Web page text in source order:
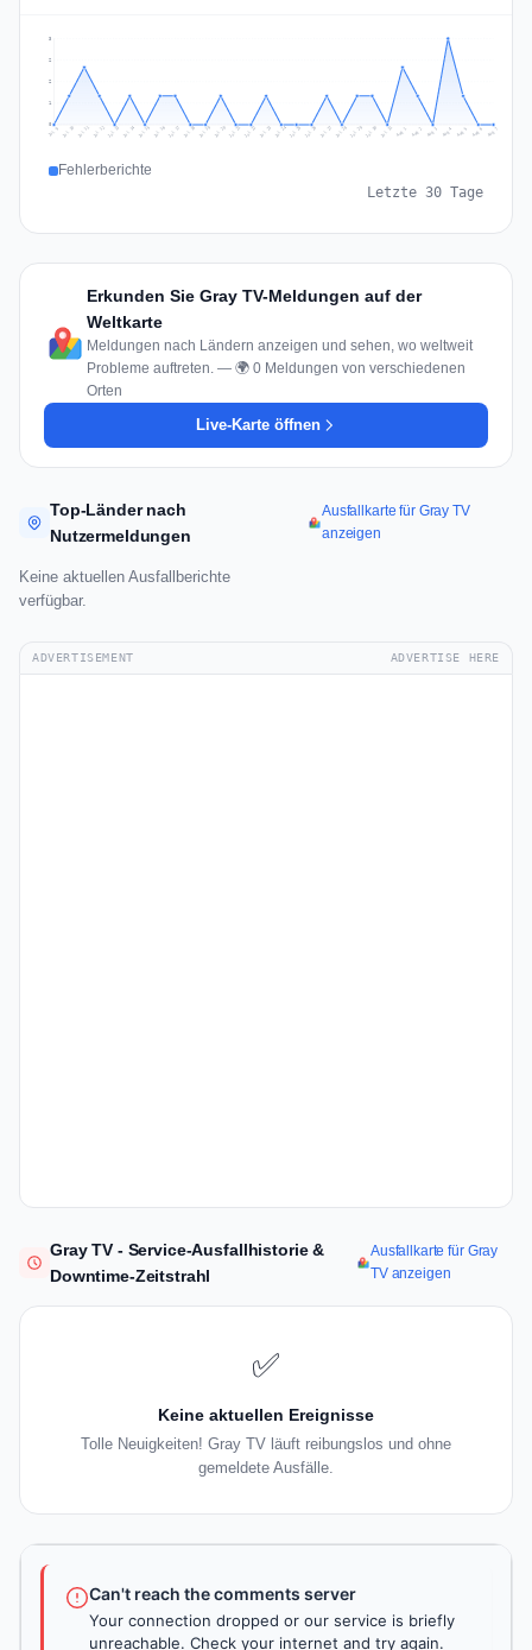
1
2
2
3
Jul 9 Jul 10 Jul 11 Jul 12 Jul 13 Jul 14 Jul 15 Jul 16 Jul 17 Jul 18 Jul 19 Jul 20 Jul 21 Jul 22 Jul 23 Jul 24 Jul 25 Jul 26 Jul 27 Jul 28 Jul 29 Jul 30 Jul 31 Aug 1 Aug 2 Aug 3 Aug 4 Aug 5 Aug 6 Aug 7
Fehlerberichte
Letzte 30 Tage
Erkunden Sie Gray TV-Meldungen auf der
Weltkarte
Meldungen nach Ländern anzeigen und sehen, wo weltweit
Probleme auftreten. — 🌍 0 Meldungen von verschiedenen
Orten
Live-Karte öffnen
Top-Länder nach
Nutzermeldungen
Ausfallkarte für Gray TV
anzeigen
Keine aktuellen Ausfallberichte
verfügbar.
ADVERTISEMENT ADVERTISE HERE
Gray TV - Service-Ausfallhistorie &
Downtime-Zeitstrahl
Ausfallkarte für Gray
TV anzeigen
✅
Keine aktuellen Ereignisse
Tolle Neuigkeiten! Gray TV läuft reibungslos und ohne
gemeldete Ausfälle.
Can't reach the comments server
Your connection dropped or our service is briefly
unreachable. Check your internet and try again.